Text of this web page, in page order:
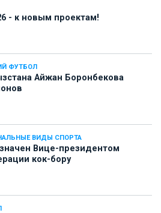
- к новым проектам!
ФУТБОЛ
Айжан Боронбекова
ВИДЫ СПОРТА
Вице-президентом
кок-бору